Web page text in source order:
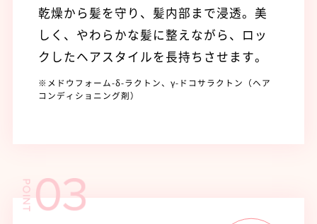
乾燥から髪を守り、髪内部まで浸透。美
しく、やわらかな髪に整えながら、ロッ
クしたヘアスタイルを長持ちさせます。
※メドウフォーム-δ-ラクトン、γ-ドコサラクトン（ヘア
コンディショニング剤）